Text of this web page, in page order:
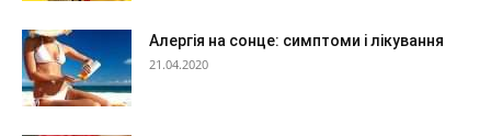
Алергія на сонце: симптоми і лікування
21.04.2020